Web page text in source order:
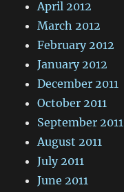
April 2012
March 2012
February 2012
January 2012
December 2011
October 2011
September 2011
August 2011
July 2011
June 2011